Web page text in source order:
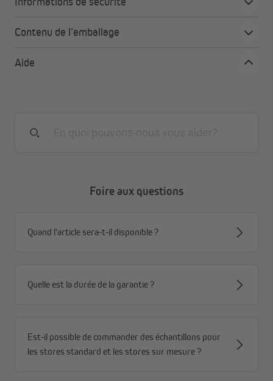
Contenu de l’emballage
Aide
Foire aux questions
Quand l'article sera-t-il disponible ?
Quelle est la durée de la garantie ?
Est-il possible de commander des échantillons pour
les stores standard et les stores sur mesure ?